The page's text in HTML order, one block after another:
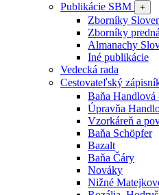
Publikácie SBM
+
Zborníky
Zborníky
Almanachy
Iné publikácie
Vedecká rada
Cestovateľský
Baňa Handlová
Úpravňa
Vzorkáreň a
Baňa Schöpfer
Bazalt
Baňa Čáry
Nováky
Nižné